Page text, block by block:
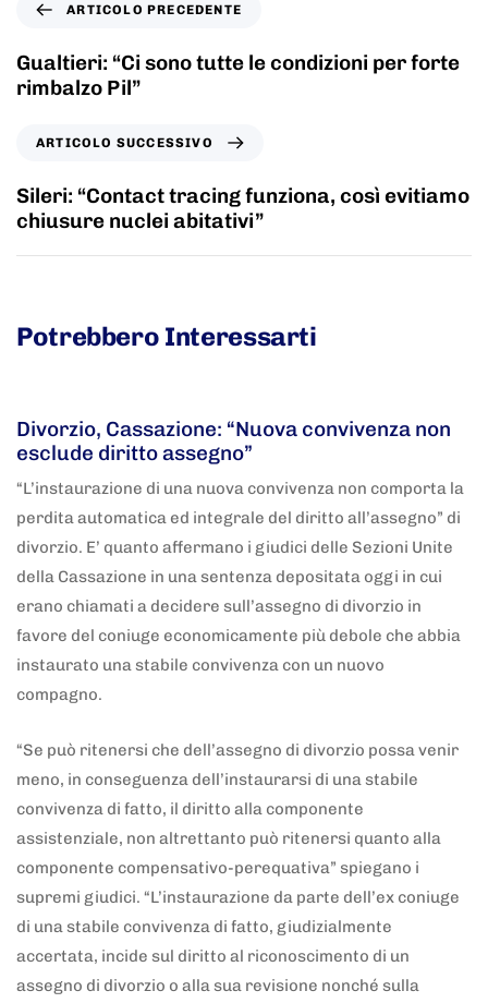
ARTICOLO PRECEDENTE
Gualtieri: “Ci sono tutte le condizioni per forte
rimbalzo Pil”
ARTICOLO SUCCESSIVO
Sileri: “Contact tracing funziona, così evitiamo
chiusure nuclei abitativi”
Potrebbero Interessarti
Divorzio, Cassazione: “Nuova convivenza non
esclude diritto assegno”
“L’instaurazione di una nuova convivenza non comporta la
perdita automatica ed integrale del diritto all’assegno” di
divorzio. E’ quanto affermano i giudici delle Sezioni Unite
della Cassazione in una sentenza depositata oggi in cui
erano chiamati a decidere sull’assegno di divorzio in
favore del coniuge economicamente più debole che abbia
instaurato una stabile convivenza con un nuovo
compagno.
“Se può ritenersi che dell’assegno di divorzio possa venir
meno, in conseguenza dell’instaurarsi di una stabile
convivenza di fatto, il diritto alla componente
assistenziale, non altrettanto può ritenersi quanto alla
componente compensativo-perequativa” spiegano i
supremi giudici. “L’instaurazione da parte dell’ex coniuge
di una stabile convivenza di fatto, giudizialmente
accertata, incide sul diritto al riconoscimento di un
assegno di divorzio o alla sua revisione nonché sulla